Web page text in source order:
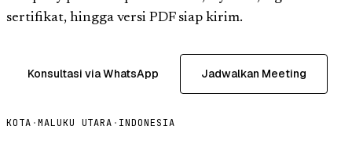
sertifikat, hingga versi PDF siap kirim.
Konsultasi via WhatsApp Jadwalkan Meeting
KOTA ·MALUKU UTARA · INDONESIA